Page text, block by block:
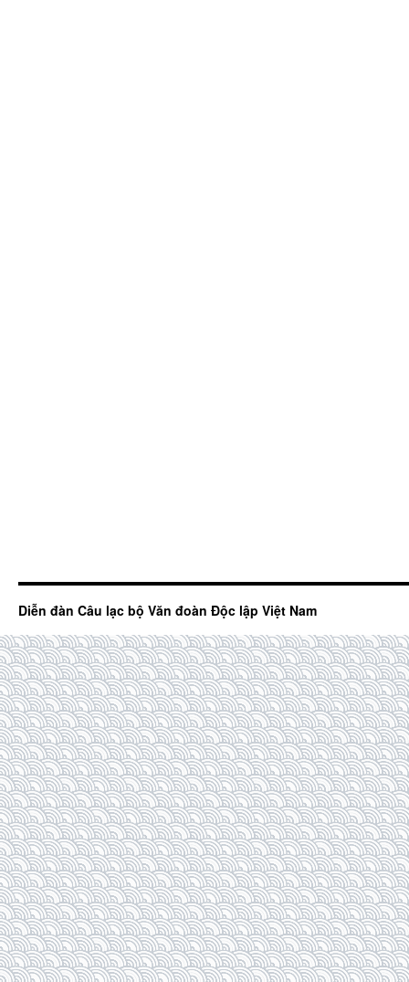
Diễn đàn Câu lạc bộ Văn đoàn Độc lập Việt Nam